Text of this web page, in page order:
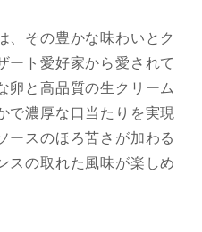
、その豊かな味わいとク
ート愛好家から愛されて
卵と高品質の生クリーム
で濃厚な口当たりを実現
ースのほろ苦さが加わる
スの取れた風味が楽しめ